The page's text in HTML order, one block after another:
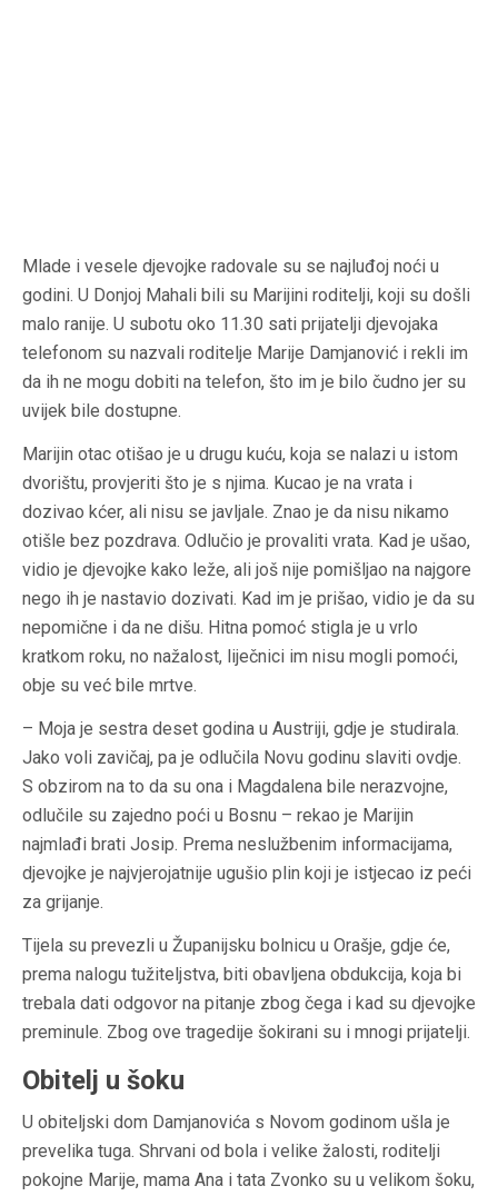
Mlade i vesele djevojke radovale su se najluđoj noći u
godini. U Donjoj Mahali bili su Marijini roditelji, koji su došli
malo ranije. U subotu oko 11.30 sati prijatelji djevojaka
telefonom su nazvali roditelje Marije Damjanović i rekli im
da ih ne mogu dobiti na telefon, što im je bilo čudno jer su
uvijek bile dostupne.
Marijin otac otišao je u drugu kuću, koja se nalazi u istom
dvorištu, provjeriti što je s njima. Kucao je na vrata i
dozivao kćer, ali nisu se javljale. Znao je da nisu nikamo
otišle bez pozdrava. Odlučio je provaliti vrata. Kad je ušao,
vidio je djevojke kako leže, ali još nije pomišljao na najgore
nego ih je nastavio dozivati. Kad im je prišao, vidio je da su
nepomične i da ne dišu. Hitna pomoć stigla je u vrlo
kratkom roku, no nažalost, liječnici im nisu mogli pomoći,
obje su već bile mrtve.
– Moja je sestra deset godina u Austriji, gdje je studirala.
Jako voli zavičaj, pa je odlučila Novu godinu slaviti ovdje.
S obzirom na to da su ona i Magdalena bile nerazvojne,
odlučile su zajedno poći u Bosnu – rekao je Marijin
najmlađi brati Josip. Prema neslužbenim informacijama,
djevojke je najvjerojatnije ugušio plin koji je istjecao iz peći
za grijanje.
Tijela su prevezli u Županijsku bolnicu u Orašje, gdje će,
prema nalogu tužiteljstva, biti obavljena obdukcija, koja bi
trebala dati odgovor na pitanje zbog čega i kad su djevojke
preminule. Zbog ove tragedije šokirani su i mnogi prijatelji.
Obitelj u šoku
U obiteljski dom Damjanovića s Novom godinom ušla je
prevelika tuga. Shrvani od bola i velike žalosti, roditelji
pokojne Marije, mama Ana i tata Zvonko su u velikom šoku,